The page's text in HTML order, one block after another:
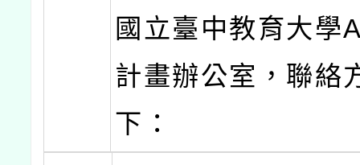
國立臺中教育大學
計畫辦公室，聯絡
下：